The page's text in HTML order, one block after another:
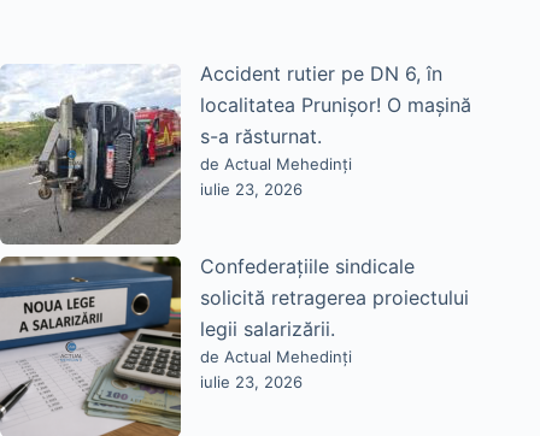
Accident rutier pe DN 6, în
localitatea Prunișor! O mașină
s-a răsturnat.
de Actual Mehedinți
iulie 23, 2026
Confederațiile sindicale
solicită retragerea proiectului
legii salarizării.
de Actual Mehedinți
iulie 23, 2026